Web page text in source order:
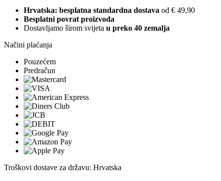
Hrvatska: besplatna standardna dostava od € 49,90
Besplatni povrat proizvoda
Dostavljamo širom svijeta u preko 40 zemalja
Načini plaćanja
Pouzećem
Predračun
Troškovi dostave za državu: Hrvatska